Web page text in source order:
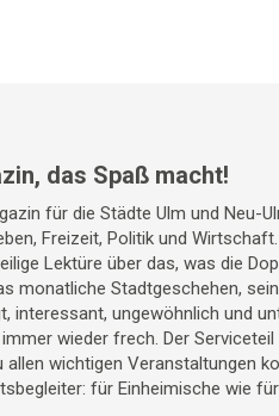
das Spaß macht!
für die Städte Ulm und Neu-
Freizeit, Politik und
Lektüre über das, was die
monatliche Stadtgeschehen,
interessant, ungewöhnlich und
wieder frech. Der
wichtigen Veranstaltungen
für Einheimische wie